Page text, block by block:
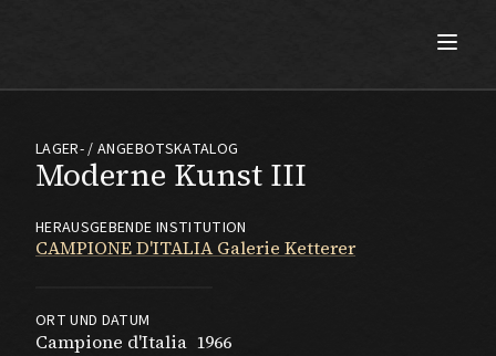
Moderne Kunst III
LAGER- / ANGEBOTSKATALOG
HERAUSGEBENDE INSTITUTION
CAMPIONE D'ITALIA Galerie Ketterer
ORT UND DATUM
Campione d'Italia 1966